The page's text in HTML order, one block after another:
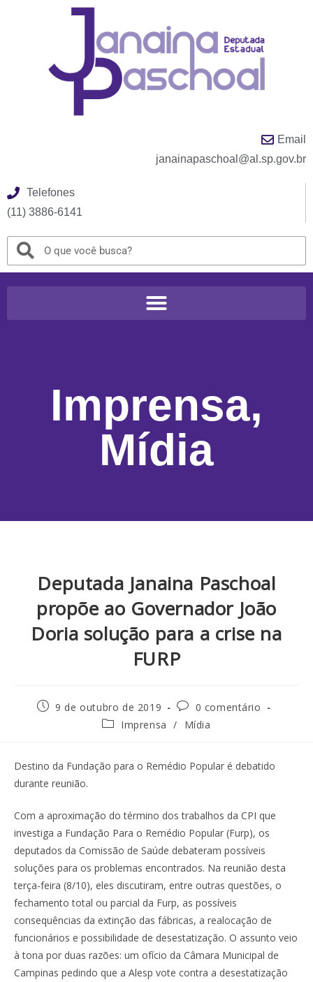
Email
janainapaschoal@al.sp.gov.br
Telefones
(11) 3886-6141
Imprensa,
Mídia
Deputada Janaina Paschoal
propõe ao Governador João
Doria solução para a crise na
FURP
9 de outubro de 2019
0 comentário
Imprensa
/ Mídia
Destino da Fundação para o Remédio Popular é debatido
durante reunião.
Com a aproximação do término dos trabalhos da CPI que
investiga a Fundação Para o Remédio Popular (Furp), os
deputados da Comissão de Saúde debateram possíveis
soluções para os problemas encontrados. Na reunião desta
terça-feira (8/10), eles discutiram, entre outras questões, o
fechamento total ou parcial da Furp, as possíveis
consequências da extinção das fábricas, a realocação de
funcionários e possibilidade de desestatização. O assunto veio
à tona por duas razões: um ofício da Câmara Municipal de
Campinas pedindo que a Alesp vote contra a desestatização